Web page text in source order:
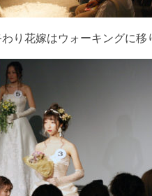
り花嫁はウォーキングに移